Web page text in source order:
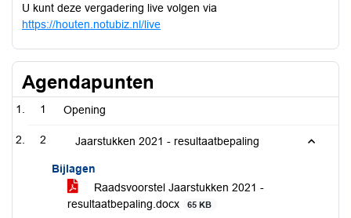
U kunt deze vergadering live volgen via
https://houten.notubiz.nl/live
Agendapunten
1 Opening
2 Jaarstukken 2021 - resultaatbepaling
Bijlagen
Raadsvoorstel Jaarstukken 2021 -
resultaatbepaling.docx
65 KB